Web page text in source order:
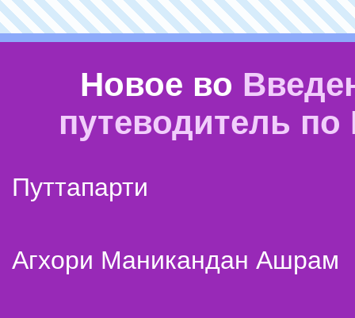
Новое во
путеводитель
Путтапарти
Агхори Маникандан Ашрам